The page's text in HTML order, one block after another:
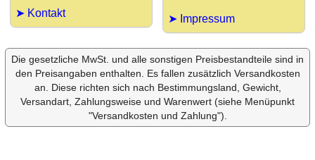
➤ Kontakt ➤ Impressum
Die gesetzliche MwSt. und alle sonstigen Preisbestandteile sind in
den Preisangaben enthalten. Es fallen zusätzlich Versandkosten
an. Diese richten sich nach Bestimmungsland, Gewicht,
Versandart, Zahlungsweise und Warenwert (siehe Menüpunkt
"Versandkosten und Zahlung").